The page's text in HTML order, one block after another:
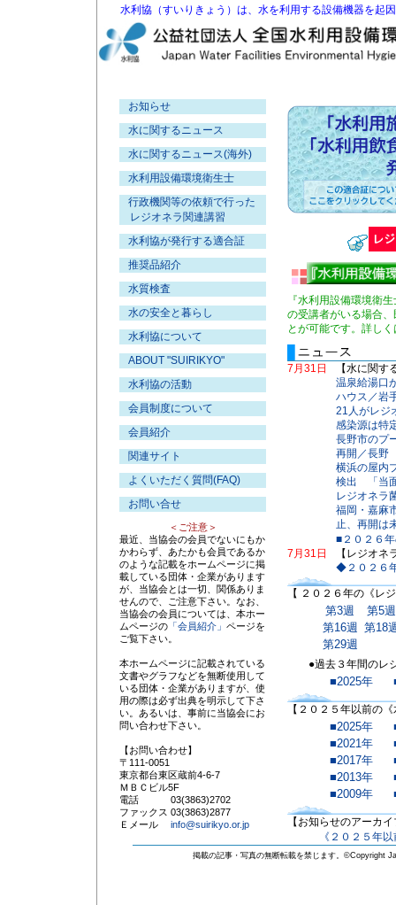
水利協（すいりきょう）は、水を利用する設備機器を起
お知らせ
水に関するニュース
水に関するニュース(海外)
水利用設備環境衛生士
行政機関等の依頼で行った
レジオネラ関連講習
水利協が発行する適合証
推奨品紹介
水質検査
水の安全と暮らし
水利協について
ABOUT "SUIRIKYO"
水利協の活動
会員制度について
会員紹介
関連サイト
よくいただく質問(FAQ)
お問い合せ
＜ご注意＞
最近、当協会の会員でないにもか
かわらず、あたかも会員であるか
のような記載をホームページに掲
載している団体・企業があります
が、当協会とは一切、関係ありま
せんので、ご注意下さい。なお、
当協会の会員については、本ホー
ムページの 「会員紹介」 ページを
ご覧下さい。
本ホームページに記載されている
文書やグラフなどを無断使用して
いる団体・企業がありますが、使
用の際は必ず出典を明示して下さ
い。あるいは、事前に当協会にお
問い合わせ下さい。
【お問い合わせ】
〒111-0051
東京都台東区蔵前4-6-7
ＭＢＣビル5F
電話 03(3863)2702
ファックス 03(3863)2877
Ｅメール info@suirikyo.or.jp
『水利用設備環境衛
の受講者がいる場合
とが可能です。詳し
7月31日
【水に関す
温泉給湯口
ハウス／岩
21人がレ
感染源は特
長野市のプ
再開／長野
横浜の屋内
検出 「当
レジオネラ
福岡・嘉麻
止、再開は
■２０２６
7月31日
【レジオネ
◆２０２６
【 ２０２６年の《レ
第3週
第5週
第16週 第18
第29週
●過去３年間のレジ
■2025年
【２０２５年以前の
■2025年
■2021年
■2017年
■2013年
■2009年
【お知らせのアーカ
《２０２５年
掲載の記事・写真の無断転載を禁じます。©Copyright